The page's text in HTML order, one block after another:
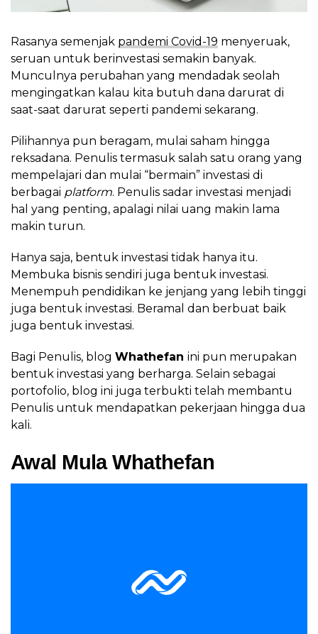
Rasanya semenjak pandemi Covid-19 menyeruak,
seruan untuk berinvestasi semakin banyak.
Munculnya perubahan yang mendadak seolah
mengingatkan kalau kita butuh dana darurat di
saat-saat darurat seperti pandemi sekarang.
Pilihannya pun beragam, mulai saham hingga
reksadana. Penulis termasuk salah satu orang yang
mempelajari dan mulai “bermain” investasi di
berbagai platform. Penulis sadar investasi menjadi
hal yang penting, apalagi nilai uang makin lama
makin turun.
Hanya saja, bentuk investasi tidak hanya itu.
Membuka bisnis sendiri juga bentuk investasi.
Menempuh pendidikan ke jenjang yang lebih tinggi
juga bentuk investasi. Beramal dan berbuat baik
juga bentuk investasi.
Bagi Penulis, blog Whathefan ini pun merupakan
bentuk investasi yang berharga. Selain sebagai
portofolio, blog ini juga terbukti telah membantu
Penulis untuk mendapatkan pekerjaan hingga dua
kali.
Awal Mula Whathefan